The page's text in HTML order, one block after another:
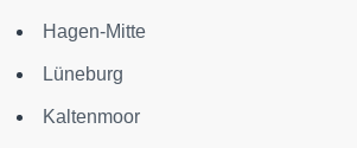
Hagen-Mitte
Lüneburg
Kaltenmoor